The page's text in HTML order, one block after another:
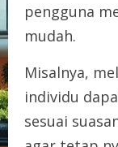
pengguna
mudah.
Misalnya,
individu
sesuai